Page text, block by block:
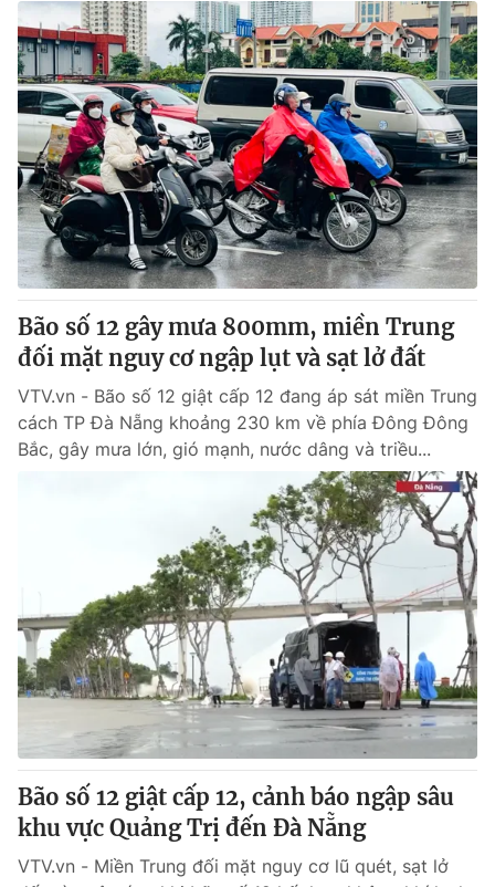
Bão số 12 gây mưa 800mm, miền Trung
đối mặt nguy cơ ngập lụt và sạt lở đất
VTV.vn - Bão số 12 giật cấp 12 đang áp sát miền Trung
cách TP Đà Nẵng khoảng 230 km về phía Đông Đông
Bắc, gây mưa lớn, gió mạnh, nước dâng và triều...
Bão số 12 giật cấp 12, cảnh báo ngập sâu
khu vực Quảng Trị đến Đà Nẵng
VTV.vn - Miền Trung đối mặt nguy cơ lũ quét, sạt lở